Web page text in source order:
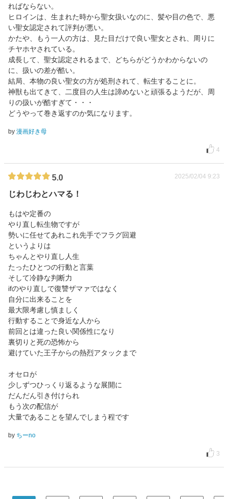
ればならない。
ヒロインは、生まれた時から聖女扱いなのに、髪や目の色で、悪
い聖女認定されて評判が悪い。
かたや、もう一人の方は、見た目だけで良い聖女とされ、周りに
チヤホヤされている。
成長して、聖女認定されるまで、どちらがどうかわからないの
に、扱いの差が酷い。
結局、本物の良い聖女の方が処刑されて、転生することに。
神獣も出てきて、二度目の人生は諦めないと頑張るようだが、周
りの扱いが酷すぎて・・・
どうやって巻き返すのか気になります。
by 漫画好き母
4
5.0 2025/02/04 9:23
じわじわとハマる！
もはや定番の
やり直し転生物ですが
勢いに任せてあれこれ先手でフラグ回避
というよりは
ちゃんとやり直し人生
たったひとつの行動と言葉
そして冷静な判断力
ifのやり直しで復讐ザマァではなく
自分に出来ることを
最大限考慮し慎ましく
行動することで身近な人から
前回とは違った良い関係性になり
裏切りと死の恐怖から
避けていた王子からの熱烈アタックまで
オセロが
少しずつひっくり返るような展開に
だんだん引き付けられ
もう次の配信が
大量であることを望んでしまう程です
by ちーno
3